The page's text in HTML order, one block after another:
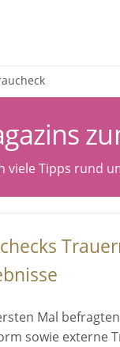
viele Tipps rund
Mal
sowie externe